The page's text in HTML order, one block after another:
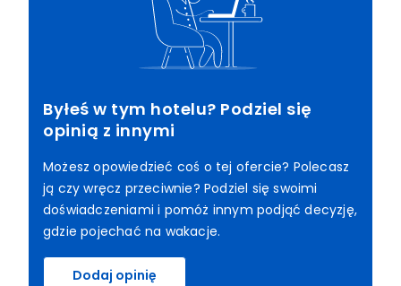
Byłeś w tym hotelu? Podziel się
opinią z innymi
Możesz opowiedzieć coś o tej ofercie? Polecasz
ją czy wręcz przeciwnie? Podziel się swoimi
doświadczeniami i pomóż innym podjąć decyzję,
gdzie pojechać na wakacje.
Dodaj opinię